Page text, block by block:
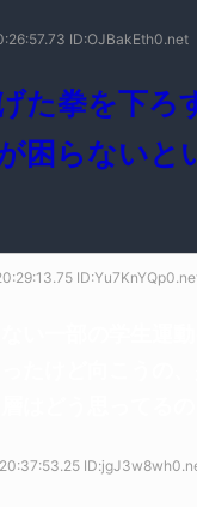
ID:OJBakEth0.net
た拳を下ろ
困らないと